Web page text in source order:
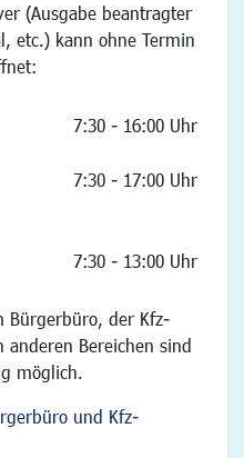
(Ausgabe beantragter
etc.) kann ohne Termin
7:30 - 16:00 Uhr
7:30 - 17:00 Uhr
7:30 - 13:00 Uhr
Bürgerbüro, der Kfz-
anderen Bereichen sind
möglich.
und Kfz-